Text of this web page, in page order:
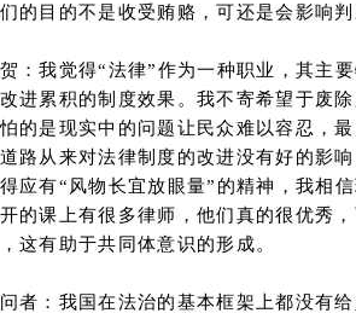
的目的不是收受贿赂，可还是会影响
我觉得“法律”作为一种职业，其主要
进累积的制度效果。我不寄希望于废
的是现实中的问题让民众难以容忍，
路从来对法律制度的改进没有好的影
应有“风物长宜放眼量”的精神，我相
的课上有很多律师，他们真的很优秀
这有助于共同体意识的形成。
：我国在法治的基本框架上都没有给